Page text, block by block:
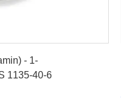
- 1-
1135-40-6